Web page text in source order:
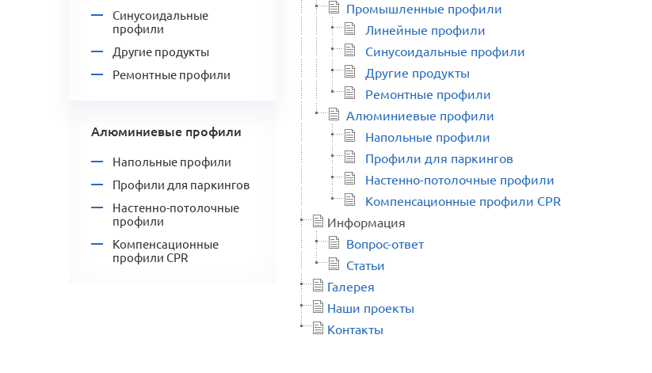
Синусоидальные
профили
Другие продукты
Ремонтные профили
Алюминиевые профили
Напольные профили
Профили для паркингов
Настенно-потолочные
профили
Компенсационные
профили CPR
Промышленные профили
Линейные профили
Синусоидальные профили
Другие продукты
Ремонтные профили
Алюминиевые профили
Напольные профили
Профили для паркингов
Настенно-потолочные профили
Компенсационные профили CPR
Информация
Вопрос-ответ
Статьи
Галерея
Наши проекты
Контакты